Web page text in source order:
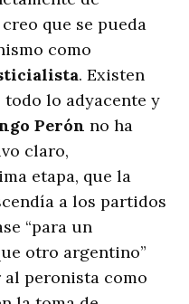
que se pueda
como
. Existen
todo lo adyacente y
Perón no ha
claro,
etapa, que la
a los partidos
“para un
otro argentino”
peronista como